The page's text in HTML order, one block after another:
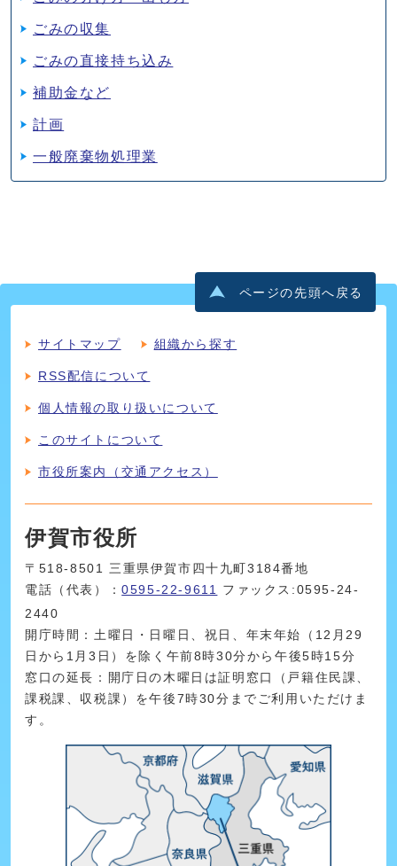
ごみの収集
ごみの直接持ち込み
補助金など
計画
一般廃棄物処理業
ページの先頭へ戻る
サイトマップ 組織から探す
RSS配信について
個人情報の取り扱いについて
このサイトについて
市役所案内（交通アクセス）
伊賀市役所
〒518-8501 三重県伊賀市四十九町3184番地
電話（代表）：0595-22-9611
ファックス:0595-24-
2440
開庁時間：土曜日・日曜日、祝日、年末年始（12月29
日から1月3日）を除く午前8時30分から午後5時15分
窓口の延長：開庁日の木曜日は証明窓口（戸籍住民課、
課税課、収税課）を午後7時30分までご利用いただけま
す。